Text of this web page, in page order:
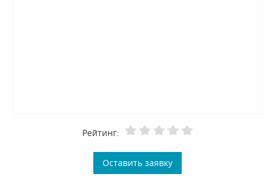
Рейтинг:
Оставить заявку